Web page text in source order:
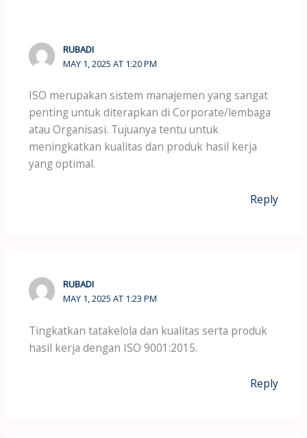
RUBADI
MAY 1, 2025 AT 1:20 PM
ISO merupakan sistem manajemen yang sangat
penting untuk diterapkan di Corporate/lembaga
atau Organisasi. Tujuanya tentu untuk
meningkatkan kualitas dan produk hasil kerja
yang optimal.
Reply
RUBADI
MAY 1, 2025 AT 1:23 PM
Tingkatkan tatakelola dan kualitas serta produk
hasil kerja dengan ISO 9001:2015.
Reply